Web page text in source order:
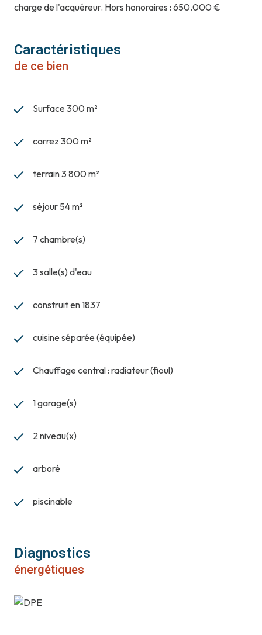
charge de l'acquéreur. Hors honoraires : 650.000 €
Caractéristiques
de ce bien
Surface 300 m²
carrez 300 m²
terrain 3 800 m²
séjour 54 m²
7 chambre(s)
3 salle(s) d'eau
construit en 1837
cuisine séparée (équipée)
Chauffage central : radiateur (fioul)
1 garage(s)
2 niveau(x)
arboré
piscinable
Diagnostics
énergétiques